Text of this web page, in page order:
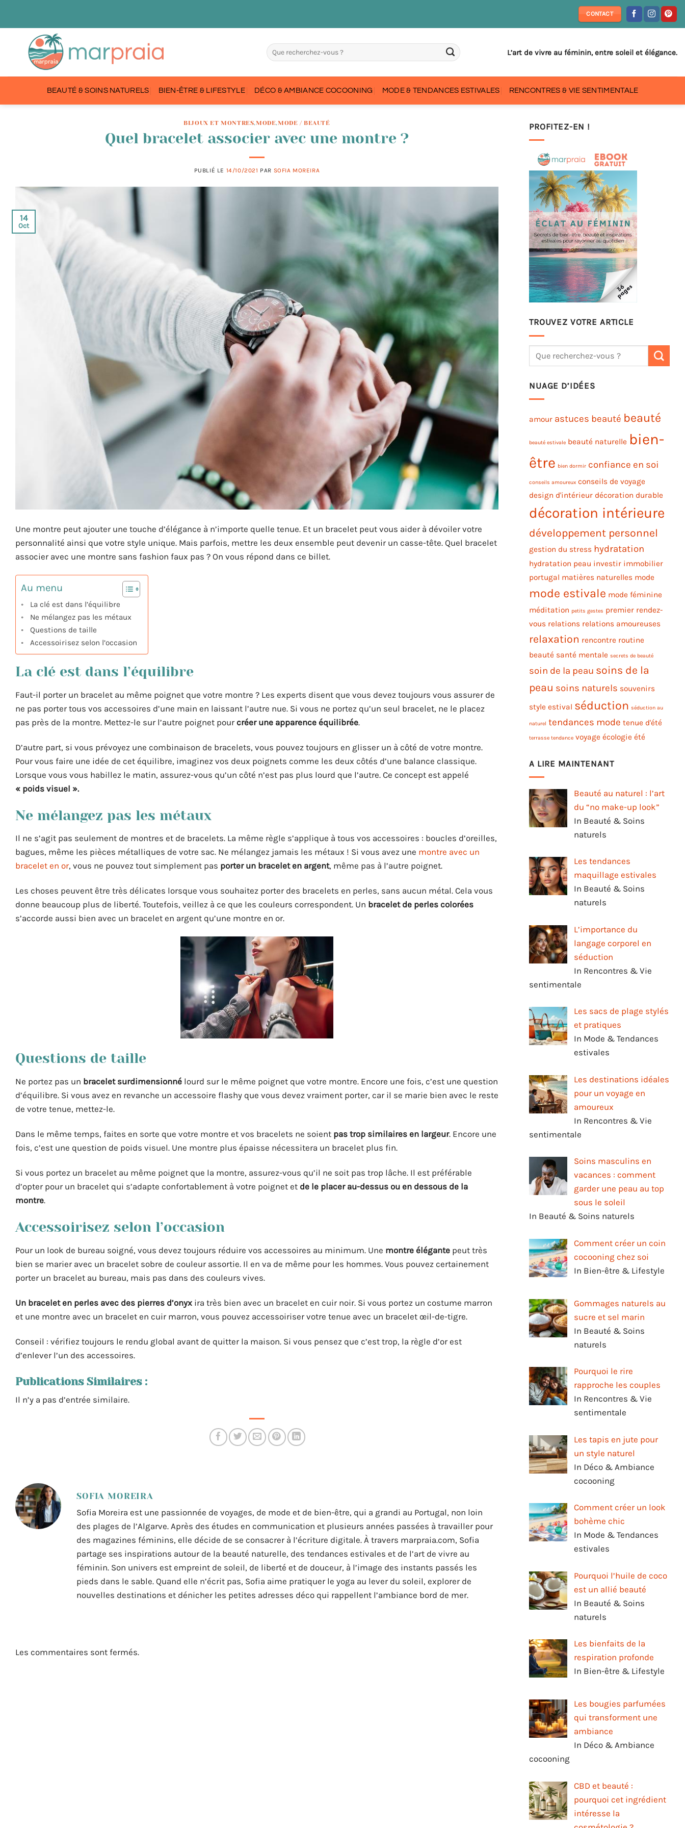
CONTACT
L’art de vivre au féminin, entre soleil et élégance.
BEAUTÉ & SOINS NATURELS BIEN-ÊTRE & LIFESTYLE DÉCO & AMBIANCE COCOONING MODE & TENDANCES ESTIVALES RENCONTRES & VIE SENTIMENTALE
BIJOUX ET MONTRES,MODE,MODE / BEAUTÉ
Quel bracelet associer avec une montre ?
PUBLIÉ LE 14/10/2021 PAR SOFIA MOREIRA
14
Oct
Une montre peut ajouter une touche d’élégance à n’importe quelle tenue. Et un bracelet peut vous aider à dévoiler votre
personnalité ainsi que votre style unique. Mais parfois, mettre les deux ensemble peut devenir un casse-tête. Quel bracelet
associer avec une montre sans fashion faux pas ? On vous répond dans ce billet.
Au menu
La clé est dans l’équilibre
Ne mélangez pas les métaux
Questions de taille
Accessoirisez selon l’occasion
La clé est dans l’équilibre
Faut-il porter un bracelet au même poignet que votre montre ? Les experts disent que vous devez toujours vous assurer de
ne pas porter tous vos accessoires d’une main en laissant l’autre nue. Si vous ne portez qu’un seul bracelet, ne le placez
pas près de la montre. Mettez-le sur l’autre poignet pour créer une apparence équilibrée.
D’autre part, si vous prévoyez une combinaison de bracelets, vous pouvez toujours en glisser un à côté de votre montre.
Pour vous faire une idée de cet équilibre, imaginez vos deux poignets comme les deux côtés d’une balance classique.
Lorsque vous vous habillez le matin, assurez-vous qu’un côté n’est pas plus lourd que l’autre. Ce concept est appelé
« poids visuel ».
Ne mélangez pas les métaux
Il ne s’agit pas seulement de montres et de bracelets. La même règle s’applique à tous vos accessoires : boucles d’oreilles,
bagues, même les pièces métalliques de votre sac. Ne mélangez jamais les métaux ! Si vous avez une montre avec un
bracelet en or, vous ne pouvez tout simplement pas porter un bracelet en argent, même pas à l’autre poignet.
Les choses peuvent être très délicates lorsque vous souhaitez porter des bracelets en perles, sans aucun métal. Cela vous
donne beaucoup plus de liberté. Toutefois, veillez à ce que les couleurs correspondent. Un bracelet de perles colorées
s’accorde aussi bien avec un bracelet en argent qu’une montre en or.
Questions de taille
Ne portez pas un bracelet surdimensionné lourd sur le même poignet que votre montre. Encore une fois, c’est une question
d’équilibre. Si vous avez en revanche un accessoire flashy que vous devez vraiment porter, car il se marie bien avec le reste
de votre tenue, mettez-le.
Dans le même temps, faites en sorte que votre montre et vos bracelets ne soient pas trop similaires en largeur. Encore une
fois, c’est une question de poids visuel. Une montre plus épaisse nécessitera un bracelet plus fin.
Si vous portez un bracelet au même poignet que la montre, assurez-vous qu’il ne soit pas trop lâche. Il est préférable
d’opter pour un bracelet qui s’adapte confortablement à votre poignet et de le placer au-dessus ou en dessous de la
montre.
Accessoirisez selon l’occasion
Pour un look de bureau soigné, vous devez toujours réduire vos accessoires au minimum. Une montre élégante peut très
bien se marier avec un bracelet sobre de couleur assortie. Il en va de même pour les hommes. Vous pouvez certainement
porter un bracelet au bureau, mais pas dans des couleurs vives.
Un bracelet en perles avec des pierres d’onyx ira très bien avec un bracelet en cuir noir. Si vous portez un costume marron
et une montre avec un bracelet en cuir marron, vous pouvez accessoiriser votre tenue avec un bracelet œil-de-tigre.
Conseil : vérifiez toujours le rendu global avant de quitter la maison. Si vous pensez que c’est trop, la règle d’or est
d’enlever l’un des accessoires.
Publications Similaires :
Il n’y a pas d’entrée similaire.
SOFIA MOREIRA
Sofia Moreira est une passionnée de voyages, de mode et de bien-être, qui a grandi au Portugal, non loin
des plages de l’Algarve. Après des études en communication et plusieurs années passées à travailler pour
des magazines féminins, elle décide de se consacrer à l’écriture digitale. À travers marpraia.com, Sofia
partage ses inspirations autour de la beauté naturelle, des tendances estivales et de l’art de vivre au
féminin. Son univers est empreint de soleil, de liberté et de douceur, à l’image des instants passés les
pieds dans le sable. Quand elle n’écrit pas, Sofia aime pratiquer le yoga au lever du soleil, explorer de
nouvelles destinations et dénicher les petites adresses déco qui rappellent l’ambiance bord de mer.
Les commentaires sont fermés.
PROFITEZ-EN !
TROUVEZ VOTRE ARTICLE
NUAGE D’IDÉES
amour astuces beauté beauté
beauté estivale beauté naturelle bien-
être bien dormir confiance en soi
conseils amoureux conseils de voyage
design d'intérieur décoration durable
décoration intérieure
développement personnel
gestion du stress hydratation
hydratation peau investir immobilier
portugal matières naturelles mode
mode estivale mode féminine
méditation petits gestes premier rendez-
vous relations relations amoureuses
relaxation rencontre routine
beauté santé mentale secrets de beauté
soin de la peau soins de la
peau soins naturels souvenirs
style estival séduction séduction au
naturel tendances mode tenue d'été
terrasse tendance voyage écologie été
A LIRE MAINTENANT
Beauté au naturel : l’art
du “no make-up look”
In Beauté & Soins
naturels
Les tendances
maquillage estivales
In Beauté & Soins
naturels
L’importance du
langage corporel en
séduction
In Rencontres & Vie
sentimentale
Les sacs de plage stylés
et pratiques
In Mode & Tendances
estivales
Les destinations idéales
pour un voyage en
amoureux
In Rencontres & Vie
sentimentale
Soins masculins en
vacances : comment
garder une peau au top
sous le soleil
In Beauté & Soins naturels
Comment créer un coin
cocooning chez soi
In Bien-être & Lifestyle
Gommages naturels au
sucre et sel marin
In Beauté & Soins
naturels
Pourquoi le rire
rapproche les couples
In Rencontres & Vie
sentimentale
Les tapis en jute pour
un style naturel
In Déco & Ambiance
cocooning
Comment créer un look
bohème chic
In Mode & Tendances
estivales
Pourquoi l’huile de coco
est un allié beauté
In Beauté & Soins
naturels
Les bienfaits de la
respiration profonde
In Bien-être & Lifestyle
Les bougies parfumées
qui transforment une
ambiance
In Déco & Ambiance
cocooning
CBD et beauté :
pourquoi cet ingrédient
intéresse la